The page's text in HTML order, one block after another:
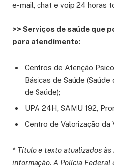
e-mail, chat e voip 24 horas
>> Serviços de saúde que
para atendimento:
Centros de Atenção
Básicas de Saúde
de Saúde);
UPA 24H, SAMU 192,
Centro de Valorização da
* Título e texto atualizados
informação. A Polícia Federal